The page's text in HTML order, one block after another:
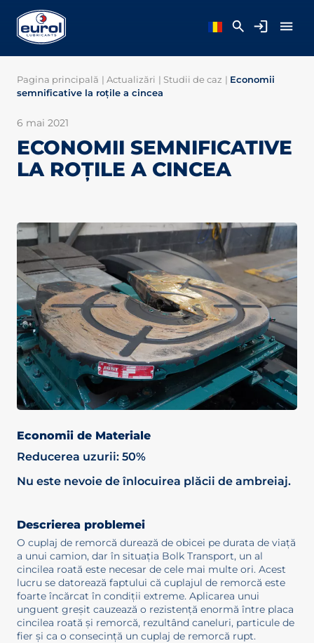
Pagina principală | Actualizări | Studii de caz | Economii
semnificative la roțile a cincea
6 mai 2021
ECONOMII SEMNIFICATIVE
LA ROȚILE A CINCEA
Economii de Materiale
Reducerea uzurii: 50%
Nu este nevoie de înlocuirea plăcii de ambreiaj.
Descrierea problemei
O cuplaj de remorcă durează de obicei pe durata de viață
a unui camion, dar în situația Bolk Transport, un al
cincilea roată este necesar de cele mai multe ori. Acest
lucru se datorează faptului că cuplajul de remorcă este
foarte încărcat în condiții extreme. Aplicarea unui
unguent greșit cauzează o rezistență enormă între placa
cincilea roată și remorcă, rezultând caneluri, particule de
fier și ca o consecință un cuplaj de remorcă rupt.